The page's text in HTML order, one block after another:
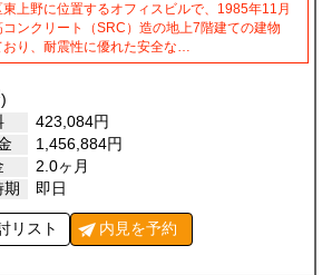
上野に位置するオフィスビルで、1985年11月
ンクリート（SRC）造の地上7階建ての建物
り、耐震性に優れた安全な…
)
423,084円
1,456,884円
2.0ヶ月
期
即日
リスト 内見を予約